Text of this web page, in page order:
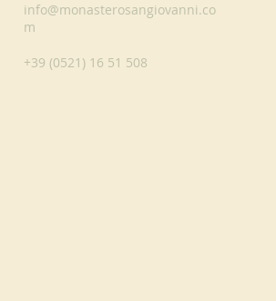
info@monasterosangiovanni.co
m
+39 (0521) 16 51 508